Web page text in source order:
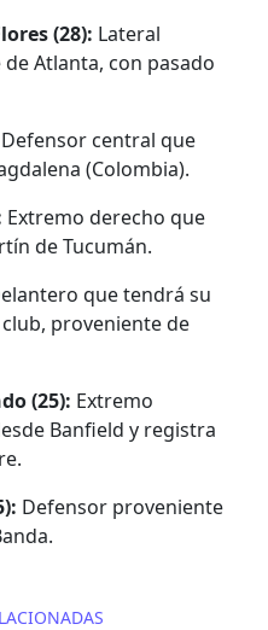
(28): Lateral
Atlanta, con pasado
Defensor central que
(Colombia).
Extremo derecho que
de Tucumán.
que tendrá su
proveniente de
(25): Extremo
Banfield y registra
Defensor proveniente